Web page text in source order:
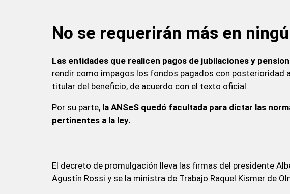
No se requerirán más en
Las entidades que realicen pagos de jubilaciones y
rendir como impagos los fondos pagados con posterioridad
titular del beneficio, de acuerdo con el texto oficial.
Por su parte, la ANSeS quedó facultada para dictar las
pertinentes a la ley.
El decreto de promulgación lleva las firmas del presidente
Agustín Rossi y se la ministra de Trabajo Raquel Kismer de